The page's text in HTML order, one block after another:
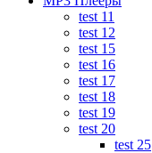
test 11
test 12
test 15
test 16
test 17
test 18
test 19
test 20
test 25